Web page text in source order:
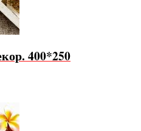
400*250